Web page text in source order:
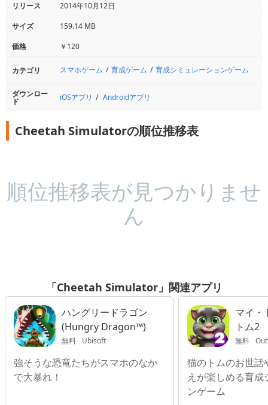
リリース
2014年10月12日
サイズ
159.14 MB
価格
￥120
カテゴリ スマホゲーム 育成ゲーム 育成シミュレーションゲーム
ダウンロー
ド iOSアプリ Androidアプリ
Cheetah Simulatorの順位推移表
順位推移表が見つかりませ
ん
「Cheetah Simulator」関連アプリ
ハングリードラゴン
(Hungry Dragon™)
無料 Ubisoft
強そうな恐竜たちがスマホのなか
で大暴れ！
マイ・
トム2
無料
猫のトムのお世話
えが楽しめる育
ンゲーム